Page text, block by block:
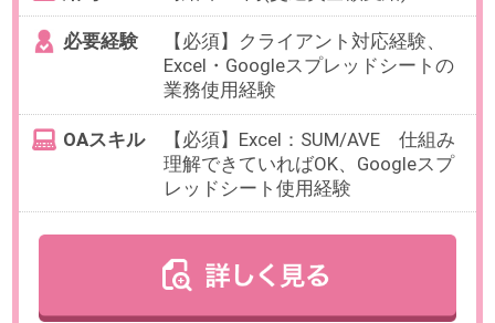
最寄り駅 西新宿駅 徒歩3分 / 都庁前駅
9:00～18:00の中で、実働5時間～6
【例】9:00～15:00、10:00～
16:00（各休憩1時間）など
基本的にありませんが、月末月初
の繁忙期に発生する可能性があり
週3日（月～金）
※金曜日は出勤必須。
※お休み相談も柔軟にご対応いただ
けます。